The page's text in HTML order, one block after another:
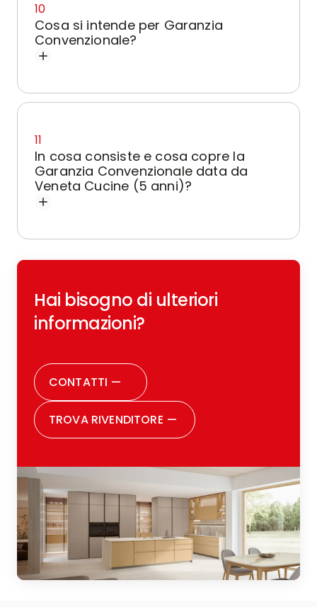
10
Cosa si intende per Garanzia
Convenzionale?
11
In cosa consiste e cosa copre la
Garanzia Convenzionale data da
Veneta Cucine (5 anni)?
Hai bisogno di ulteriori
informazioni?
CONTATTI —
TROVA RIVENDITORE —